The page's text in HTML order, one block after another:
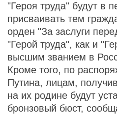
"Героя труда" будут в
присваивать тем
орден "За заслуги
"Герой труда", как и
высшим званием в
Кроме того, по
Путина, лицам,
на их родине будут
бронзовый бюст,